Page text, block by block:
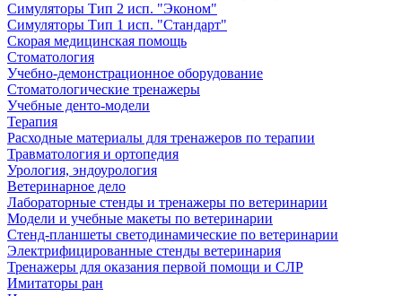
Симуляторы Тип 2 исп. "Эконом"
Симуляторы Тип 1 исп. "Стандарт"
Скорая медицинская помощь
Стоматология
Учебно-демонстрационное оборудование
Стоматологические тренажеры
Учебные денто-модели
Терапия
Расходные материалы для тренажеров по терапии
Травматология и ортопедия
Урология, эндоурология
Ветеринарное дело
Лабораторные стенды и тренажеры по ветеринарии
Модели и учебные макеты по ветеринарии
Стенд-планшеты светодинамические по ветеринарии
Электрифицированные стенды ветеринария
Тренажеры для оказания первой помощи и СЛР
Имитаторы ран